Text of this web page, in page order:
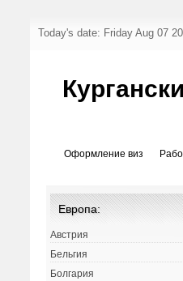
Today's date: Friday Aug 07
Оформление виз
Европа:
Австрия
Бельгия
Болгария